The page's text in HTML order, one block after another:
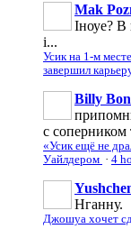
Mak
Іноуе? В
і...
Усик на 1-м
завершил
Billy
с соперником
«Усик ещё не
Уайлдером · 4
Нганну.
Джошуа хочет